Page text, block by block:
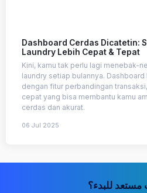
Dashboard Cerdas Dicatetin:
Laundry Lebih Cepat & Tepat
Kini, kamu tak perlu lagi menebak-
laundry setiap bulannya.
dengan fitur perbandingan
cepat yang bisa membantu kamu
cerdas dan akurat.
06 Jul 2025
للبدء؟